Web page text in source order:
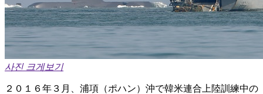
사진 크게보기
２０１６年３月、浦項（ポハン）沖で韓米連合上陸訓練中の